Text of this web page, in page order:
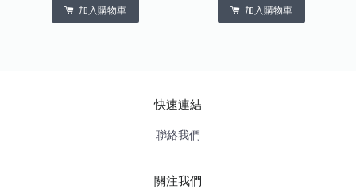
加入購物車 加入購物車
快速連結
聯絡我們
關注我們